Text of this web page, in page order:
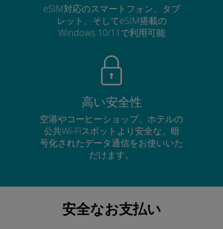
eSIM対応のスマートフォン、タブ
レット、そしてeSIM搭載の
Windows 10/11で利用可能
高い安全性
空港やコーヒーショップ、ホテルの
公共Wi-Fiスポットより安全な、暗
号化されたデータ通信をお使いいた
だけます。
安全なお支払い